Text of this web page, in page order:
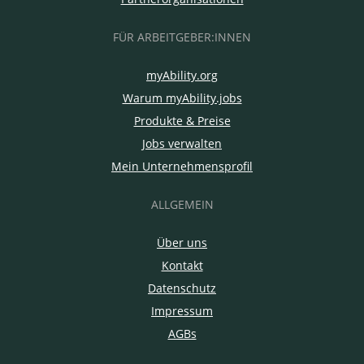
FÜR ARBEITGEBER:INNEN
myAbility.org
Warum myAbility.jobs
Produkte & Preise
Jobs verwalten
Mein Unternehmensprofil
ALLGEMEIN
Über uns
Kontakt
Datenschutz
Impressum
AGBs